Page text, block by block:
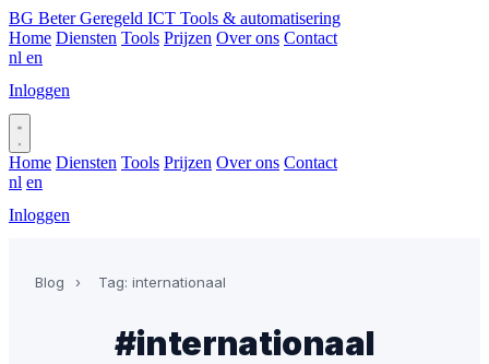
BG Beter Geregeld ICT Tools & automatisering
Home Diensten Tools Prijzen Over ons Contact
nl en
Inloggen
Home Diensten Tools Prijzen Over ons Contact
nl en
Inloggen
Blog › Tag: internationaal
#internationaal